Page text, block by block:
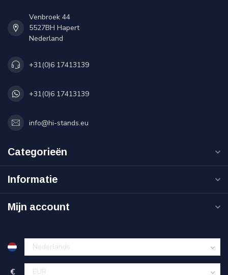
Venbroek 44
5527BH Hapert
Nederland
+31(0)6 17413139
+31(0)6 17413139
info@hi-stands.eu
Categorieën
Informatie
Mijn account
€